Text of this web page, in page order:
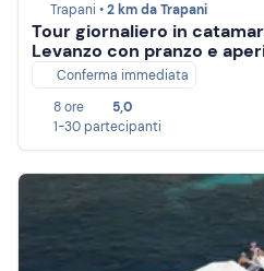
Trapani •2 km da Trapani
Tour giornaliero in
Levanzo con pranzo e
Conferma immediata
8 ore
5,0
1-30 partecipanti